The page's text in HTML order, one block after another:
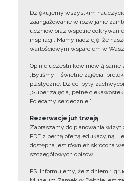
Dziękujemy wszystkim
zaangażowanie w rozwijanie
uczniów oraz wspólne
inspiracji. Mamy nadzieję, że
wartościowym wsparciem w
Opinie uczestników mówią same
„Byliśmy – świetne zajęcia,
plastyczne. Dzieci były
„Super zajęcia, pełne
Polecamy serdecznie!”
Rezerwacje już trwają
Zapraszamy do planowania wizyt
PDF z pełną ofertą edukacyjną i
dostępna jest również skrócona
szczegółowych opisów.
PS. Informujemy, że z dniem 1